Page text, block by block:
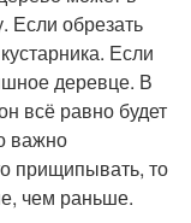
Если обрезать
Если
деревце. В
всё равно будет
важно
прищипывать, то
чем раньше.